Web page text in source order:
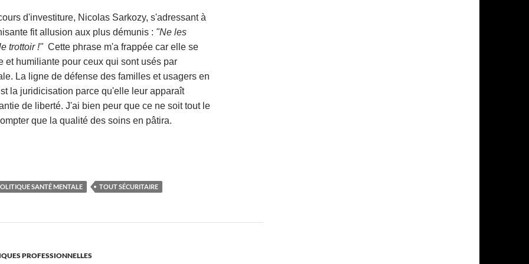
d'investiture, Nicolas Sarkozy, s'adressant à
fit allusion aux plus démunis : "Ne les
trottoir !" Cette phrase m'a frappée car elle se
et humiliante pour ceux qui sont usés par
La ligne de défense des familles et usagers en
la juridicisation parce qu'elle leur apparaît
de liberté. J'ai bien peur que ce ne soit tout le
que la qualité des soins en pâtira.
SANTÉ MENTALE TOUT SÉCURITAIRE
PROFESSIONNELLES